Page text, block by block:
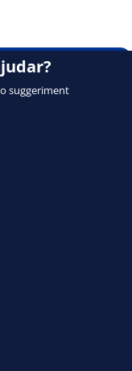
suggeriment